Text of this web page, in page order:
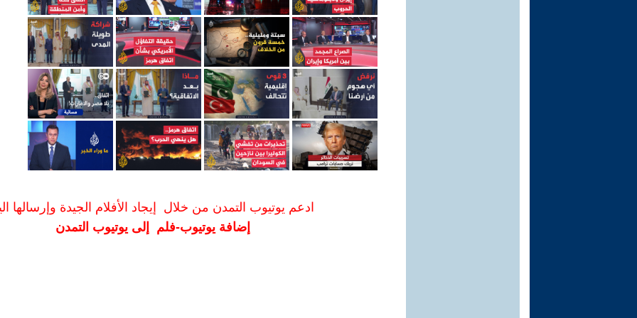
ادعم يوتيوب التمدن من خلال إيجاد الأفلام الجيدة وإرسالها
إضافة يوتيوب-فلم إلى يوتيوب التمدن